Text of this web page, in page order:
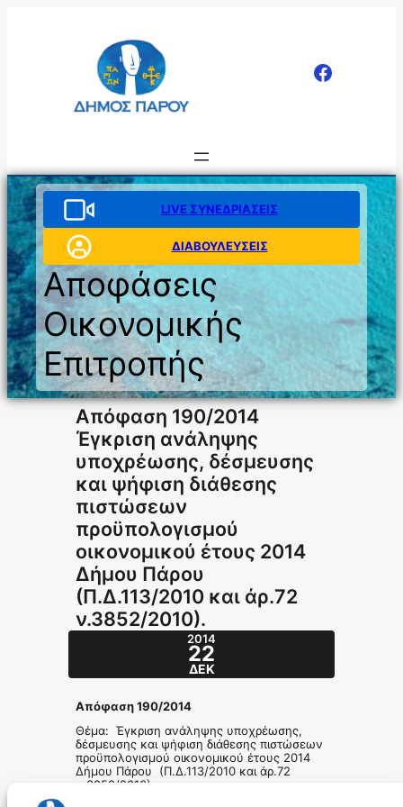
LIVE ΣΥΝΕΔΡΙΑΣΕΙΣ
ΔΙΑΒΟΥΛΕΥΣΕΙΣ
Αποφάσεις
Οικονομικής
Επιτροπής
Απόφαση 190/2014
Έγκριση ανάληψης
υποχρέωσης, δέσμευσης
και ψήφιση διάθεσης
πιστώσεων
προϋπολογισμού
οικονομικού έτους 2014
Δήμου Πάρου
(Π.Δ.113/2010 και άρ.72
ν.3852/2010).
2014
22
ΔΕΚ
Απόφαση 190/2014
Θέμα: Έγκριση ανάληψης υποχρέωσης,
δέσμευσης και ψήφιση διάθεσης πιστώσεων
προϋπολογισμού οικονομικού έτους 2014
Δήμου Πάρου (Π.Δ.113/2010 και άρ.72
ν.3852/2010).